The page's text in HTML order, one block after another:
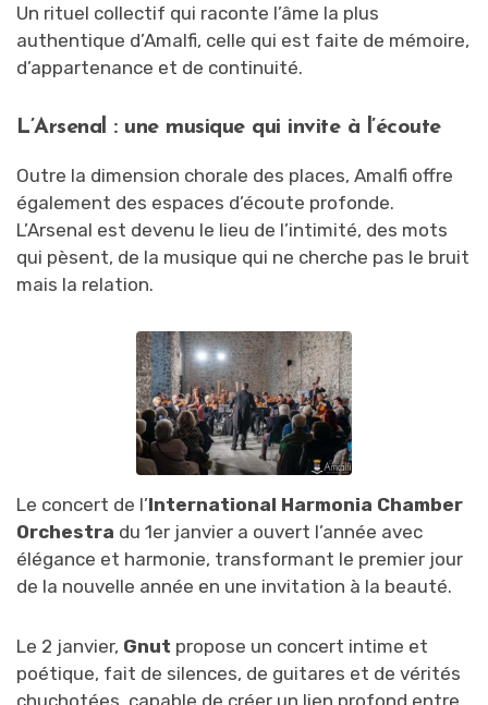
Un rituel collectif qui raconte l’âme la plus
authentique d’Amalfi, celle qui est faite de mémoire,
d’appartenance et de continuité.
L’Arsenal : une musique qui invite à l’écoute
Outre la dimension chorale des places, Amalfi offre
également des espaces d’écoute profonde.
L’Arsenal est devenu le lieu de l’intimité, des mots
qui pèsent, de la musique qui ne cherche pas le bruit
mais la relation.
Le concert de l’International Harmonia Chamber
Orchestra du 1er janvier a ouvert l’année avec
élégance et harmonie, transformant le premier jour
de la nouvelle année en une invitation à la beauté.
Le 2 janvier, Gnut propose un concert intime et
poétique, fait de silences, de guitares et de vérités
chuchotées, capable de créer un lien profond entre